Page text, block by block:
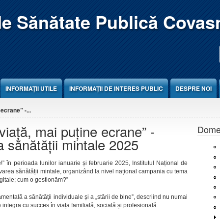
Sănătate Publică
INFORMAȚII UTILE INFORMAȚII DE INTERES PUBLIC DESPRE NOI
-...
mai puține ecrane” -
sănătății mintale 2025
în perioada lunilor ianuarie și februarie 2025, Institutul Național de
sănătății mintale, organizând la nivel național campania cu tema
cum o gestionăm?”
a sănătăţii individuale și a „stării de bine”, descriind nu numai
cu succes în viața familială, socială și profesională.